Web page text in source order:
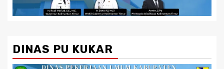
DINAS PU KUKAR